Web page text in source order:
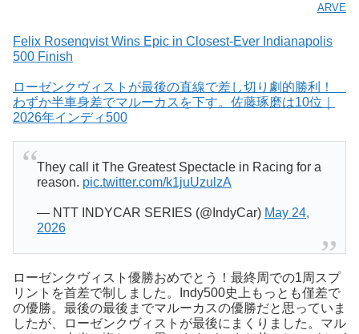
ARVE
Felix Rosenqvist Wins Epic in Closest-Ever Indianapolis
500 Finish
ローゼンクヴィストが最後の直線で差し切り劇的勝利！
わずか半車身差でマルーカスを下す。佐藤琢磨は10位｜
2026年インディ500
They call it The Greatest Spectacle in Racing for a
reason. pic.twitter.com/k1juUzulzA
— NTT INDYCAR SERIES (@IndyCar) May 24,
2026
ローゼンクヴィスト優勝おめでとう！最終周での1周スプ
リントを首差で制しました。Indy500史上もっとも僅差で
の優勝。最後の最後までマルーカスの優勝だと思っていま
したが、ローゼンクヴィストが最後にまくりました。マル